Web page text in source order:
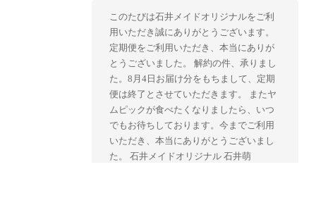
このたびは石井メイドオリジナルをご利
用いただき誠にありがとうございます。
定期便をご利用いただき、本当にありが
とうございました。 解約の件、承りまし
た。8月4日お届け分をもちまして、定期
便は終了とさせていただきます。 またヤ
ムピックが食べたくなりましたら、いつ
でもお待ちしております。今までご利用
いただき、本当にありがとうございまし
た。 石井メイドオリジナル 石井萌